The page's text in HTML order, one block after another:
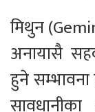
मिथुन
अनायासै
हुने